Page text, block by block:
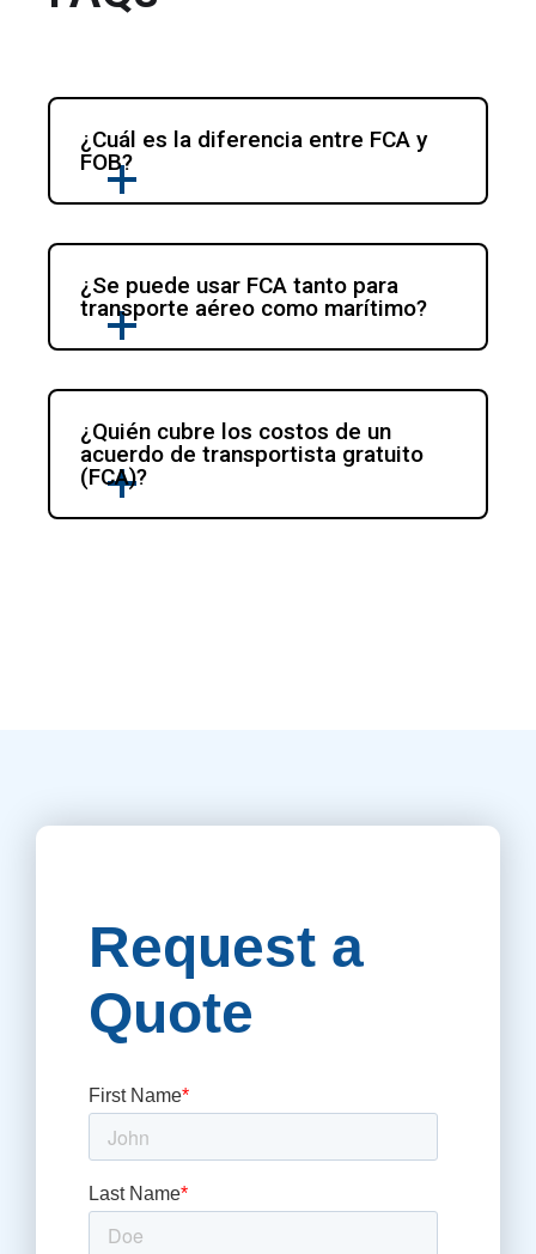
¿Cuál es la diferencia entre FCA y
FOB?
¿Se puede usar FCA tanto para
transporte aéreo como marítimo?
¿Quién cubre los costos de un
acuerdo de transportista gratuito
(FCA)?